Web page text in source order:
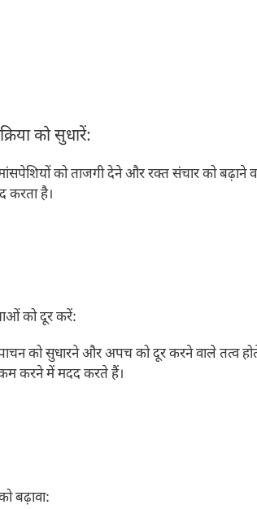
को सुधारें:
को ताजगी देने और रक्त संचार को बढ़ाने
करता है।
को दूर करें:
को सुधारने और अपच को दूर करने वाले तत्व
कम करने में मदद करते हैं।
बढ़ावा: